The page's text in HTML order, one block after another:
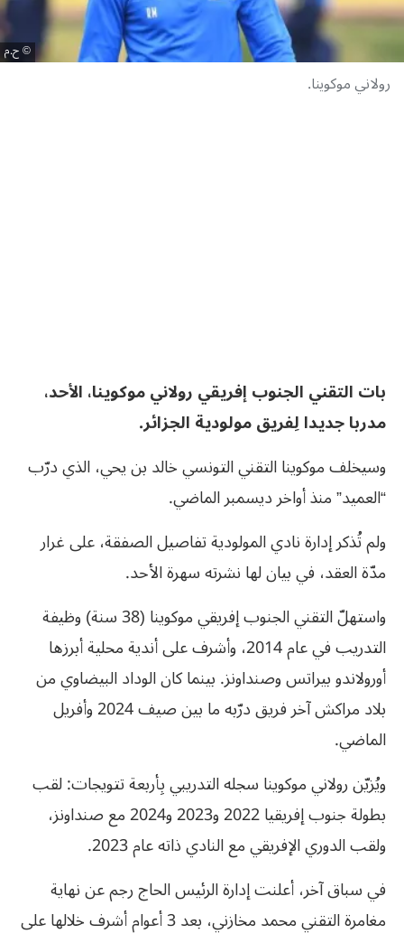
ح.م
رولاني موكوينا.
بات التقني الجنوب إفريقي رولاني موكوينا، الأحد،
مدربا جديدا لِفريق مولودية الجزائر.
وسيخلف موكوينا التقني التونسي خالد بن يحي، الذي درّب
“العميد” منذ أواخر ديسمبر الماضي.
ولم تُذكر إدارة نادي المولودية تفاصيل الصفقة، على غرار
مدّة العقد، في بيان لها نشرته سهرة الأحد.
واستهلّ التقني الجنوب إفريقي موكوينا (38 سنة) وظيفة
التدريب في عام 2014، وأشرف على أندية محلية أبرزها
أورولاندو بيراتس وصنداونز. بينما كان الوداد البيضاوي من
بلاد مراكش آخر فريق درّبه ما بين صيف 2024 وأفريل
الماضي.
ويُزيّن رولاني موكوينا سجله التدريبي بِأربعة تتويجات: لقب
بطولة جنوب إفريقيا 2022 و2023 و2024 مع صنداونز،
ولقب الدوري الإفريقي مع النادي ذاته عام 2023.
في سباق آخر، أعلنت إدارة الرئيس الحاج رجم عن نهاية
مغامرة التقني محمد مخازني، بعد 3 أعوام أشرف خلالها على